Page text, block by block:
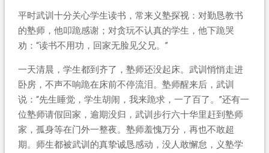
平时武训十分关心学生读书，常来义塾探视：对勤恳教书
的塾师，他叩跪感谢；对贪玩不认真的学生，他下跪哭
劝：“读书不用功，回家无脸见父兄。”
一天清晨，学生都到齐了，塾师还没起床。武训悄悄走进
卧房，不声不响跪在床前不停流泪。塾师醒来后，武训
说：“先生睡觉，学生胡闹，我来跪求，一了百了。”还有一
位塾师请假回家，逾期没归，武训步行六十华里赶到塾师
家，孤身等在门外一整夜。塾师羞愧万分，再也不敢超
期。师生都被武训的真挚诚恳感动，没人敢懈怠，义塾学